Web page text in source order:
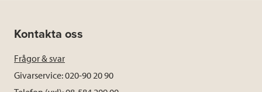
Kontakta oss
Frågor & svar
Givarservice: 020-90 20 90